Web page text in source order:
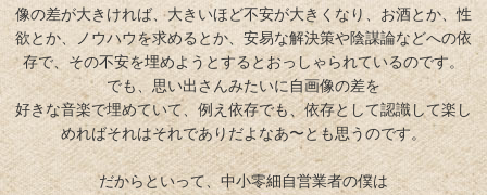
像の差が大きければ、大きいほど不安が大きくなり、お酒とか、性
欲とか、ノウハウを求めるとか、安易な解決策や陰謀論などへの依
存で、その不安を埋めようとするとおっしゃられているのです。
でも、思い出さんみたいに自画像の差を
好きな音楽で埋めていて、例え依存でも、依存として認識して楽し
めればそれはそれでありだよなあ〜とも思うのです。
だからといって、中小零細自営業者の僕は